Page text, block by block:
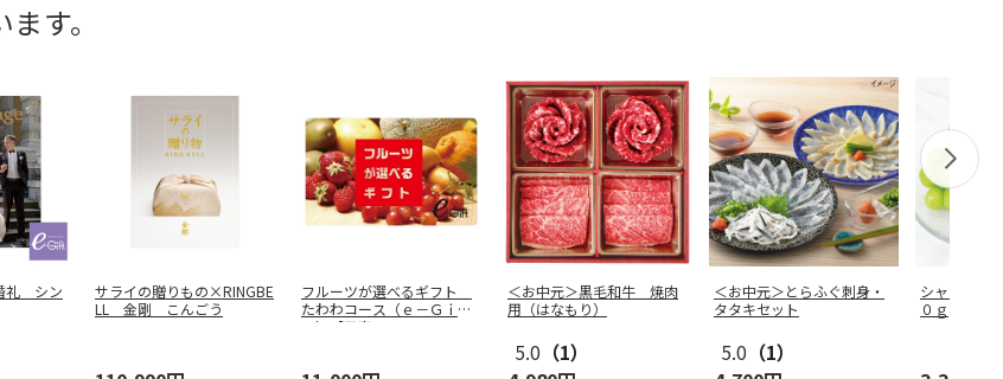
す。
礼 シン
サライの贈りもの×RINGBE
LL 金剛 こんごう
フルーツが選べるギフト
たわわコース（ｅ－Ｇｉｆ
ｔ）【弔事
＜お中元＞黒毛和牛 焼肉
用（はなもり）
5.0 （1）
＜お中元＞とらふぐ刺身・
タタキセット
5.0 （1）
シャインマ
０ｇ